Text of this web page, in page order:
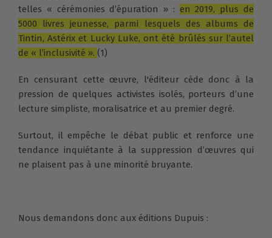
telles « cérémonies d’épuration » : en 2019, plus de
5000 livres jeunesse, parmi lesquels des albums de
Tintin, Astérix et Lucky Luke, ont été brûlés sur l’autel
de « l’inclusivité ». (1)
En censurant cette œuvre, l'éditeur cède donc à la
pression de quelques activistes isolés, porteurs d’une
lecture simpliste, moralisatrice et au premier degré.
Surtout, il empêche le débat public et renforce une
tendance inquiétante à la suppression d’œuvres qui
ne plaisent pas à une minorité bruyante.
Nous demandons donc aux éditions Dupuis :